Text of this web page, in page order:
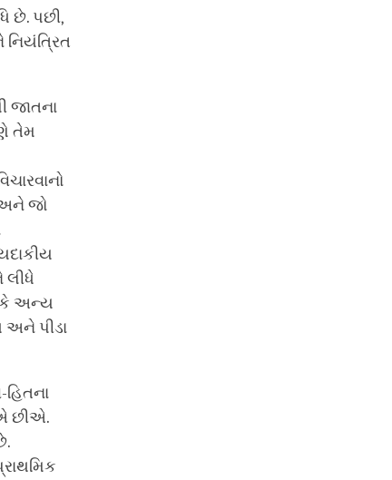
છે. પછી,
તેમ
જો
લીધે
અન્ય
અને પીડા
છીએ.